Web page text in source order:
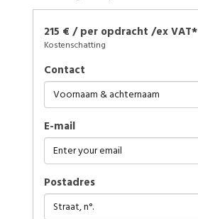
215 € / per opdracht /ex VAT*
Kostenschatting
Contact
E-mail
Postadres